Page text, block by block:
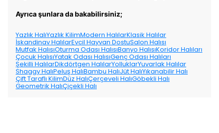
Ayrıca şunlara da bakabilirsiniz;
Yazlık HalıYazlık KilimModern HalılarKlasik Halılar
İskandinav HalılarEvcil Hayvan DostuSalon Halısı
Mutfak HalısıOturma Odası HalısıBanyo HalısıKoridor Halıları
Çocuk HalısıYatak Odası HalısıGenç Odası Halıları
Şekilli HalılarDikdörtgen HalılarYolluklarYuvarlak Halılar
Shaggy HalıPeluş HalıBambu HalıJüt HalıYıkanabilir Halı
Çift Taraflı KilimDüz HalıÇerçeveli HalıGöbekli Halı
Geometrik HalıÇiçekli Halı